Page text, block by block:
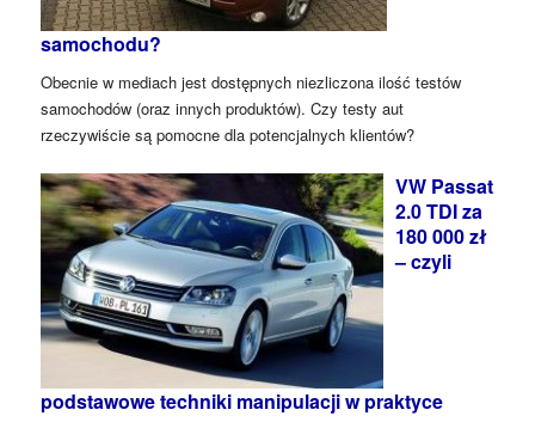
samochodu?
Obecnie w mediach jest dostępnych niezliczona ilość testów
samochodów (oraz innych produktów). Czy testy aut
rzeczywiście są pomocne dla potencjalnych klientów?
VW Passat
2.0 TDI za
180 000 zł
– czyli
podstawowe techniki manipulacji w praktyce